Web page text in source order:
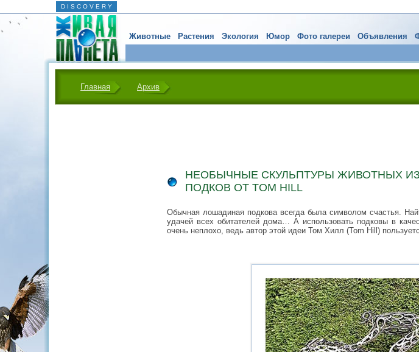
D I S C O V E R Y
Животные Растения Экология Юмор Фото галереи Объявления
Главная Архив
НЕОБЫЧНЫЕ СКУЛЬПТУРЫ ЖИВОТНЫХ ИЗ
ПОДКОВ ОТ TOM HILL
Обычная лошадиная подкова всегда была символом счастья.
удачей всех обитателей дома… А использовать подковы в
очень неплохо, ведь автор этой идеи Том Хилл (Tom Hill)